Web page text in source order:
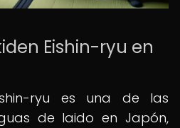
Eishin-ryu en
ryu es una de las
de Iaido en Japón,